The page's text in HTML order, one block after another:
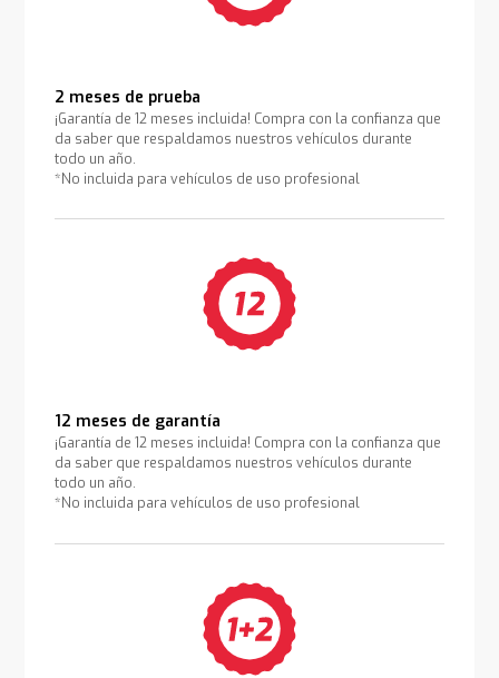
2 meses de prueba
¡Garantía de 12 meses incluida! Compra con la confianza que
da saber que respaldamos nuestros vehículos durante
todo un año.
*No incluida para vehículos de uso profesional
12 meses de garantía
¡Garantía de 12 meses incluida! Compra con la confianza que
da saber que respaldamos nuestros vehículos durante
todo un año.
*No incluida para vehículos de uso profesional